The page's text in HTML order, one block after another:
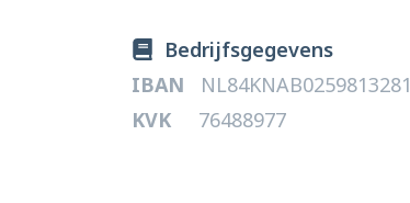
Bedrijfsgegevens
IBAN NL84KNAB0259813281
KVK 76488977